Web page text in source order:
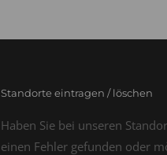
Standorte eintragen / löschen
Haben Sie bei unseren
einen Fehler gefunden oder